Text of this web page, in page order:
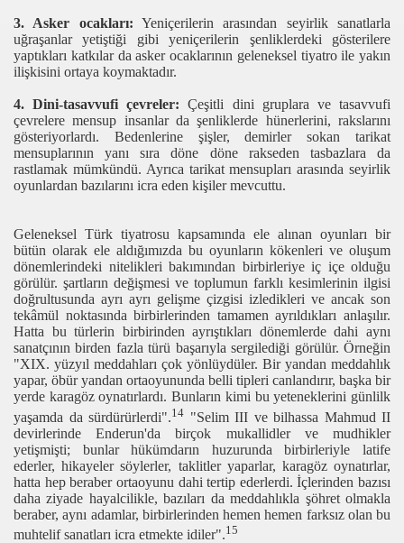
3. Asker ocakları: Yeniçerilerin arasından seyirlik sanatlarla
uğraşanlar yetiştiği gibi yeniçerilerin şenliklerdeki gösterilere
yaptıkları katkılar da asker ocaklarının geleneksel tiyatro ile yakın
ilişkisini ortaya koymaktadır.
4. Dini-tasavvufi çevreler: Çeşitli dini gruplara ve tasavvufi
çevrelere mensup insanlar da şenliklerde hünerlerini, rakslarını
gösteriyorlardı. Bedenlerine şişler, demirler sokan tarikat
mensuplarının yanı sıra döne döne rakseden tasbazlara da
rastlamak mümkündü. Ayrıca tarikat mensupları arasında seyirlik
oyunlardan bazılarını icra eden kişiler mevcuttu.
Geleneksel Türk tiyatrosu kapsamında ele alınan oyunları bir
bütün olarak ele aldığımızda bu oyunların kökenleri ve oluşum
dönemlerindeki nitelikleri bakımından birbirleriye iç içe olduğu
görülür. şartların değişmesi ve toplumun farklı kesimlerinin ilgisi
doğrultusunda ayrı ayrı gelişme çizgisi izledikleri ve ancak son
tekâmül noktasında birbirlerinden tamamen ayrıldıkları anlaşılır.
Hatta bu türlerin birbirinden ayrıştıkları dönemlerde dahi aynı
sanatçının birden fazla türü başarıyla sergilediği görülür. Örneğin
"XIX. yüzyıl meddahları çok yönlüydüler. Bir yandan meddahlık
yapar, öbür yandan ortaoyununda belli tipleri canlandırır, başka bir
yerde karagöz oynatırlardı. Bunların kimi bu yeteneklerini günlilk
yaşamda da sürdürürlerdi".14 "Selim III ve bilhassa Mahmud II
devirlerinde Enderun'da birçok mukallidler ve mudhikler
yetişmişti; bunlar hükümdarın huzurunda birbirleriyle latife
ederler, hikayeler söylerler, taklitler yaparlar, karagöz oynatırlar,
hatta hep beraber ortaoyunu dahi tertip ederlerdi. İçlerinden bazısı
daha ziyade hayalcilikle, bazıları da meddahlıkla şöhret olmakla
beraber, aynı adamlar, birbirlerinden hemen hemen farksız olan bu
muhtelif sanatları icra etmekte idiler".15